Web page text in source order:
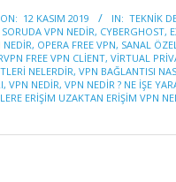
ON: 12 KASIM 2019 IN: TEKNİK
SORUDA VPN NEDIR, CYBERGHOST,
NEDIR, OPERA FREE VPN, SANAL
FREE VPN CLIENT, VIRTUAL
NELERDİR, VPN BAĞLANTISI
, VPN NEDIR, VPN NEDIR ? NE IŞE
ERİŞİM UZAKTAN ERİŞİM VPN